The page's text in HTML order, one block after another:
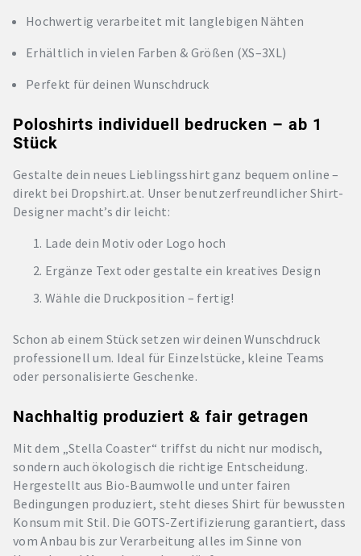
Hochwertig verarbeitet mit langlebigen Nähten
Erhältlich in vielen Farben & Größen (XS–3XL)
Perfekt für deinen Wunschdruck
Poloshirts individuell bedrucken – ab 1
Stück
Gestalte dein neues Lieblingsshirt ganz bequem online –
direkt bei Dropshirt.at. Unser benutzerfreundlicher Shirt-
Designer macht’s dir leicht:
Lade dein Motiv oder Logo hoch
Ergänze Text oder gestalte ein kreatives Design
Wähle die Druckposition – fertig!
Schon ab einem Stück setzen wir deinen Wunschdruck
professionell um. Ideal für Einzelstücke, kleine Teams
oder personalisierte Geschenke.
Nachhaltig produziert & fair getragen
Mit dem „Stella Coaster“ triffst du nicht nur modisch,
sondern auch ökologisch die richtige Entscheidung.
Hergestellt aus Bio-Baumwolle und unter fairen
Bedingungen produziert, steht dieses Shirt für bewussten
Konsum mit Stil. Die GOTS-Zertifizierung garantiert, dass
vom Anbau bis zur Verarbeitung alles im Sinne von